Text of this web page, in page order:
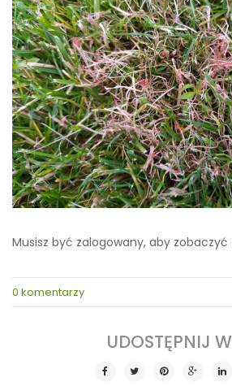
Musisz być zalogowany, aby
0 komentarzy
SHARE THIS